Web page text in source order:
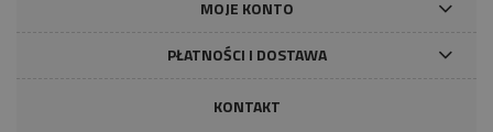
MOJE KONTO
PŁATNOŚCI I DOSTAWA
KONTAKT